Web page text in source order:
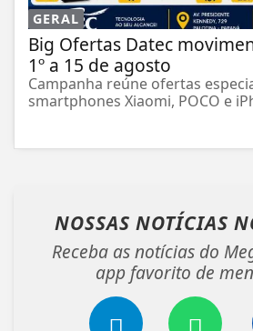
GERAL
Big Ofertas Datec
1º a 15 de agosto
Campanha reúne ofertas
smartphones Xiaomi, POCO e
NOSSAS NOTÍCIAS
Receba as notícias do
app favorito de